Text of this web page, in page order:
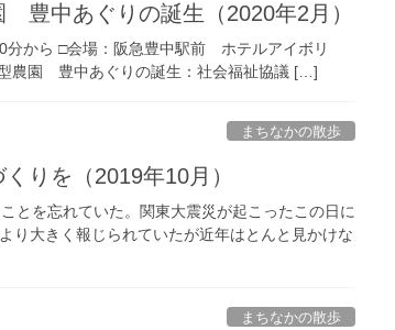
豊中あぐりの誕生（2020年2月）
分から □会場：阪急豊中駅前 ホテルアイボリ
農園 豊中あぐりの誕生：社会福祉協議 […]
まちなかの散歩
りを（2019年10月）
とを忘れていた。関東大震災が起こったこの日に
り大きく報じられていたが近年はとんと見かけな
まちなかの散歩